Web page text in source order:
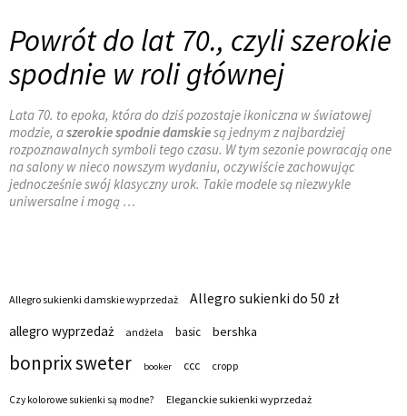
Powrót do lat 70., czyli szerokie
spodnie w roli głównej
Lata 70. to epoka, która do dziś pozostaje ikoniczna w światowej
modzie, aszerokie spodnie damskiesą jednym z najbardziej
rozpoznawalnych symboli tego czasu. W tym sezonie powracają one
na salony w nieco nowszym wydaniu, oczywiście zachowując
jednocześnie swój klasyczny urok. Takie modele są niezwykle
uniwersalne i mogą …
Allegro sukienki damskie wyprzedaż
Allegro sukienki do 50 zł
allegro wyprzedaż
andżela basic bershka
bonprix sweter booker ccc cropp
Czy kolorowe sukienki są modne? Eleganckie sukienki wyprzedaż